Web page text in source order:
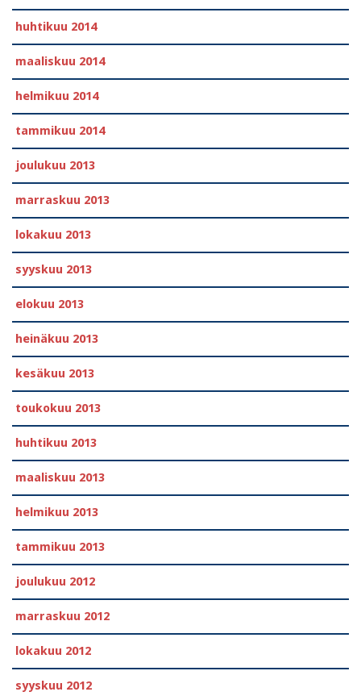
huhtikuu 2014
maaliskuu 2014
helmikuu 2014
tammikuu 2014
joulukuu 2013
marraskuu 2013
lokakuu 2013
syyskuu 2013
elokuu 2013
heinäkuu 2013
kesäkuu 2013
toukokuu 2013
huhtikuu 2013
maaliskuu 2013
helmikuu 2013
tammikuu 2013
joulukuu 2012
marraskuu 2012
lokakuu 2012
syyskuu 2012